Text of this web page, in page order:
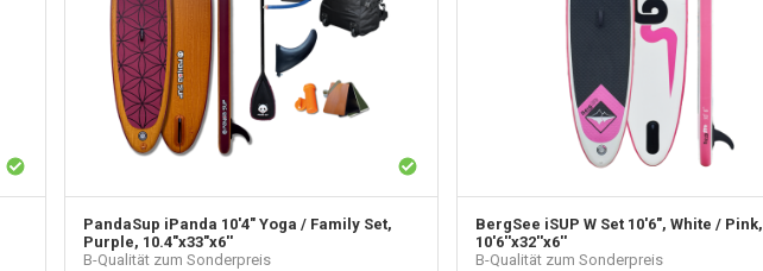
PandaSup iPanda 10'4" Yoga / Family Set,
Purple, 10.4"x33"x6''
B-Qualität zum Sonderpreis
BergSee iSUP W Set 10'6", White / Pink,
10'6''x32''x6''
B-Qualität zum Sonderpreis